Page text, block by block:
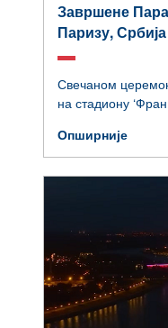
Завршене
Паризу,
Свечаном
на стадиону
Србија освојила
Опширније